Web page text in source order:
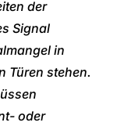
der
Signal
in
Türen stehen.
oder